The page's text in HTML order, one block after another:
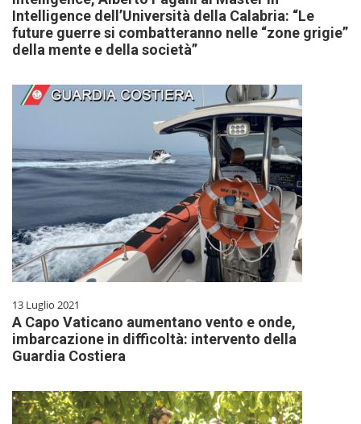
Intelligence dell’Università della Calabria: “Le
future guerre si combatteranno nelle “zone grigie”
della mente e della società”
13 Luglio 2021
A Capo Vaticano aumentano vento e onde,
imbarcazione in difficoltà: intervento della
Guardia Costiera